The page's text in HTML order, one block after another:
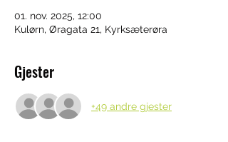
01. nov. 2025, 12:00
Kulørn, Øragata 21, Kyrksæterøra
Gjester
+49 andre gjester